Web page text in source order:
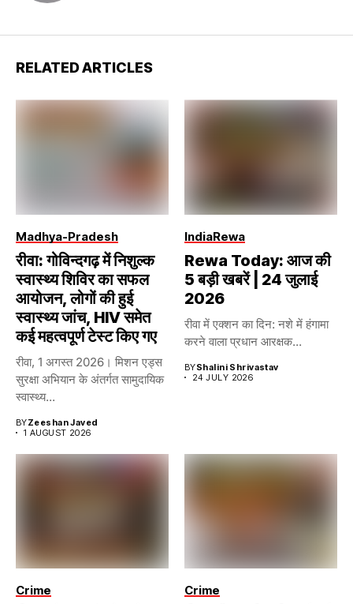
RELATED ARTICLES
Madhya-Pradesh
रीवा: गोविन्दगढ़ में निशुल्क
स्वास्थ्य शिविर का सफल
आयोजन, लोगों की हुई
स्वास्थ्य जांच, HIV समेत
कई महत्वपूर्ण टेस्ट किए गए
रीवा, 1 अगस्त 2026। मिशन एड्स
सुरक्षा अभियान के अंतर्गत सामुदायिक
स्वास्थ्य...
BYZeeshan Javed
1 AUGUST 2026
IndiaRewa
Rewa Today: आज की
5 बड़ी खबरें | 24 जुलाई
2026
रीवा में एक्शन का दिन: नशे में हंगामा
करने वाला प्रधान आरक्षक...
BYShalini Shrivastav
24 JULY 2026
Crime Crime